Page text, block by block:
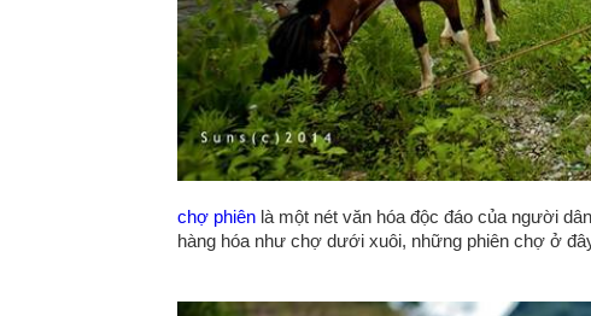
chợ phiên là một nét văn hóa độc đáo của người
hàng hóa như chợ dưới xuôi, những phiên chợ ở